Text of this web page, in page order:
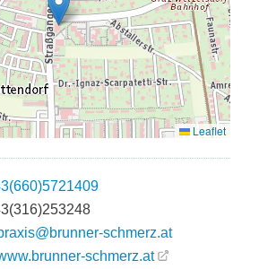
schmerz.at
schmerz.at